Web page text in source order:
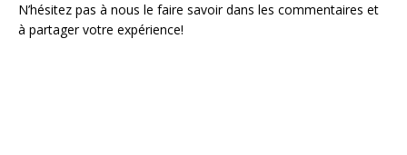
N’hésitez pas à nous le faire savoir dans les commentaires et
à partager votre expérience!